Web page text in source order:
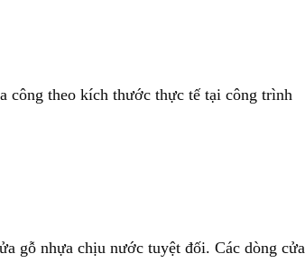
công theo kích thước thực tế tại công trình
gỗ nhựa chịu nước tuyệt đối. Các dòng